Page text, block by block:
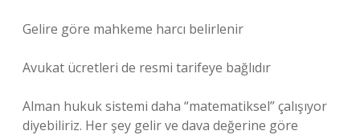
Gelire göre mahkeme harcı belirlenir
Avukat ücretleri de resmi tarifeye bağlıdır
Alman hukuk sistemi daha “matematiksel” çalışıyor
diyebiliriz. Her şey gelir ve dava değerine göre